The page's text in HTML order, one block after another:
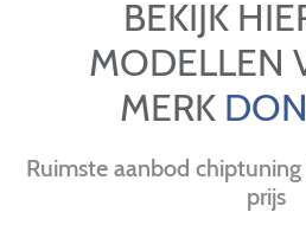
BEKIJK
MODELLEN
MERK
Ruimste aanbod
prijs